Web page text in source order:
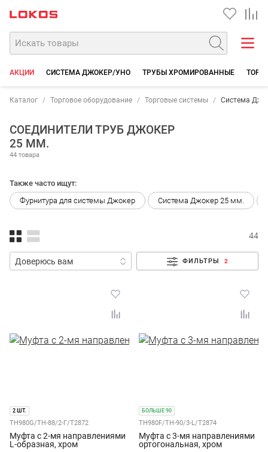
АКЦИИ СИСТЕМА ДЖОКЕР/УНО ТРУБЫ ХРОМИРОВАННЫЕ
Каталог Торговое оборудование Торговые системы Система
СОЕДИНИТЕЛИ ТРУБ ДЖОКЕР
25 ММ.
44 товара
Также часто ищут:
Фурнитура для системы Джокер
Система Джокер 25 мм.
44
ФИЛЬТРЫ 2
2 ШТ.
TH980G/TH-88/2-Г/T2872
Муфта с 2-мя направлениями
L-образная, хром
БОЛЬШЕ 90
TH980F/TH-90/3-L/T2874
Муфта с 3-мя направлениями
ортогональная, хром